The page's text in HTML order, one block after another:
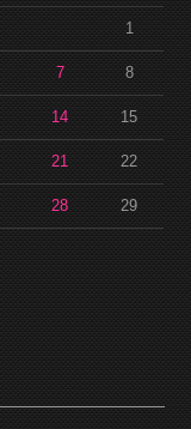
1
7 8
14 15
21 22
28 29